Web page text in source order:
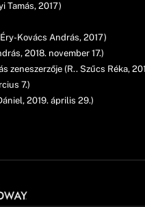
Tamás, 2017)
Kovács András, 2017)
2018. november 17.)
zeneszerzője (R.. Szűcs Réka,
7.)
2019. április 29.)